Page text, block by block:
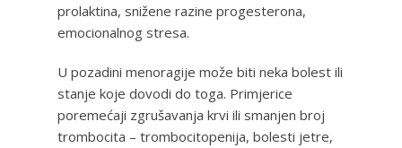
prolaktina, snižene razine progesterona,
emocionalnog stresa.
U pozadini menoragije može biti neka bolest ili
stanje koje dovodi do toga. Primjerice
poremećaji zgrušavanja krvi ili smanjen broj
trombocita – trombocitopenija, bolesti jetre,